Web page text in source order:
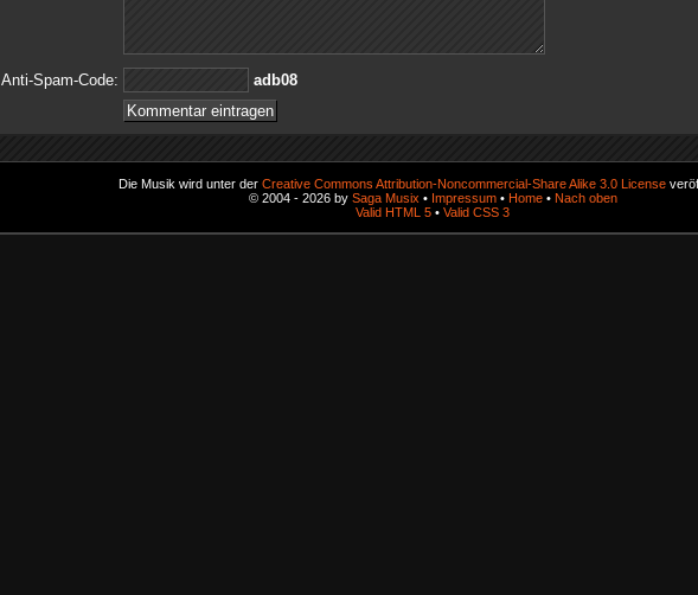
Anti-Spam-Code: 80bda
Die Musik wird unter der Creative Commons Attribution-Noncommercial-Share Alike 3.0 License
© 2004 - 2026 by Saga Musix • Impressum• Home• Nach oben
Valid HTML 5 • Valid CSS 3